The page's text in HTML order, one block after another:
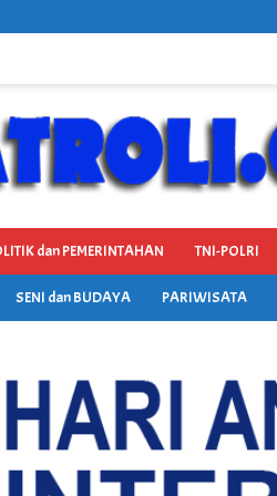
dan PEMERINTAHAN TNI-POLRI
SENI dan BUDAYA PARIWISATA